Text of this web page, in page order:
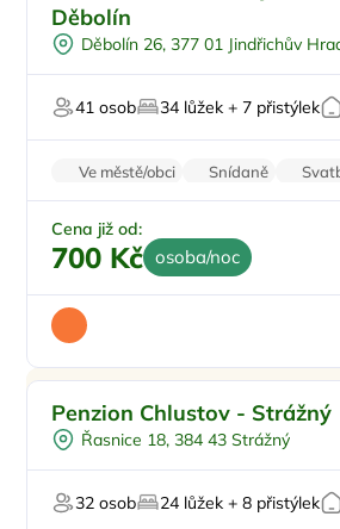
Pro skupiny
Sauna
Pro svatby a oslavy
Děbolín
Děbolín 26, 377 01 Jindřichův
41 osob 34 lůžek + 7 přistýlek
Ve městě/obci Snídaně
Worshopy/školení
Firemní akce/
Cena již od:
700 Kč osoba/noc
Dětské hřiště
Sauna
U lesa
Penzion Chlustov - Strážný
Řasnice 18, 384 43 Strážný
32 osob 24 lůžek + 8 přistýlek